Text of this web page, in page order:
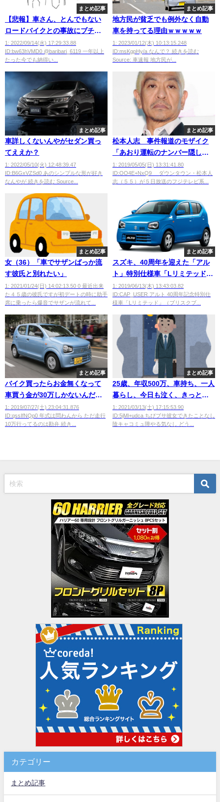
まとめ記事
【悲報】車さん、とんでもない
ロードバイクとの事故にブチ切
れwwwwwww
1: 2022/09/14(水) 17:29:33.88
ID:bw63hVMD0 @baribari_6119 一年以上
たった今でも納得い...
まとめ記事
地方民が貧乏でも例外なく自動
車を持ってる理由ｗｗｗｗｗ
1: 2023/01/12(木) 10:13:15.248
ID:msKgpHy/a なんで？ 続きを読む
Source: 車速報 地方民が...
まとめ記事
車詳しくないんやがセダン買っ
てええか？
1: 2022/05/10(火) 12:48:39.47
ID:B6GxVZSd0 あのシンプルな形が好き
なんやが 続きを読む Source...
まとめ記事
松本人志 事件報道のモザイク
「あおり運転のナンバー隠した
りとかも全部いらん」
1: 2019/05/05(日) 13:31:41.80
ID:OO4E+NxQ9 ダウンタウン・松本人
志（５５）が５日放送のフジテレビ系...
まとめ記事
女（36）「車でサザンばっか流
す彼氏と別れたい」
1: 2021/01/24(日) 14:02:13.50 0 最近出来
た４５歳の彼氏ですが初デートの時に助手
席に乗ったら爆音でサザンが流れて...
まとめ記事
スズキ、40周年を迎えた「アル
ト」特別仕様車「Lリミテッド」
【95万5800円～106万3800円】
1: 2019/06/13(木) 13:43:03.82
ID:CAP_USER アルト 40周年記念特別仕
様車「Lリミテッド」（ブリスクブ...
まとめ記事
バイク買ったらお金無くなって
車買う金が30万しかないんだが
アルトでいいよな
1: 2019/07/27(土) 23:04:31.876
ID:qssIfNQp0 年式は問わんから ただ走行
10万行ってるのは勘弁 続き...
まとめ記事
25歳、年収500万、車持ち、一人
暮らし、今日も泣く、きっと明
日も泣く😢
1: 2021/03/13(土) 17:15:53.90
ID:5jMl+udca ちびブサ彼女できたことなし
陰キャコミュ障やる気なし どう...
カテゴリー
まとめ記事